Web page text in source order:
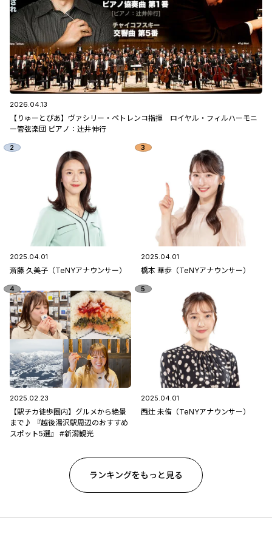
2026.04.13
【りゅーとぴあ】ヴァシリー・ペトレンコ指揮 ロイヤル・フィルハーモニ
ー管弦楽団 ピアノ：辻󠄀井伸行
2025.04.01
斎藤 久美子（TeNYアナウンサー）
2025.04.01
橋本 華歩（TeNYアナウンサー）
2025.02.23
【駅チカ徒歩圏内】グルメから絶景
まで♪ 『越後湯沢駅周辺のおすすめ
スポット5選』 #新潟観光
2025.04.01
西辻 未侑（TeNYアナウンサー）
ランキングをもっと見る